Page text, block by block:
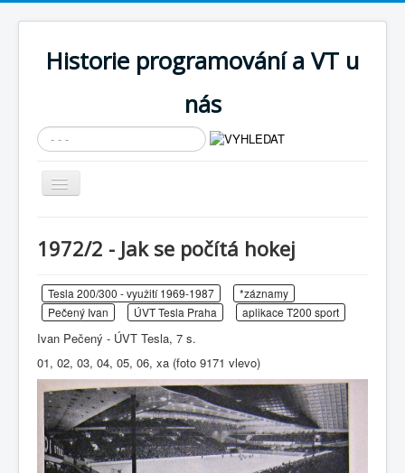
Historie programování a VT u
nás
Vyhledávání...
Přepnout
navigaci
Cíle expozice
PRŮVODCE EXPOZICÍ
Současnost SW a IT
KNIHOVNA
Historické počítače
COBOL
O nás
1972/2 - Jak se počítá hokej
Tesla 200/300 - využití 1969-1987
*záznamy
Pečený Ivan
ÚVT Tesla Praha aplikace T200 sport
Ivan Pečený - ÚVT Tesla, 7 s.
01, 02, 03, 04, 05, 06, xa (foto 9171 vlevo)